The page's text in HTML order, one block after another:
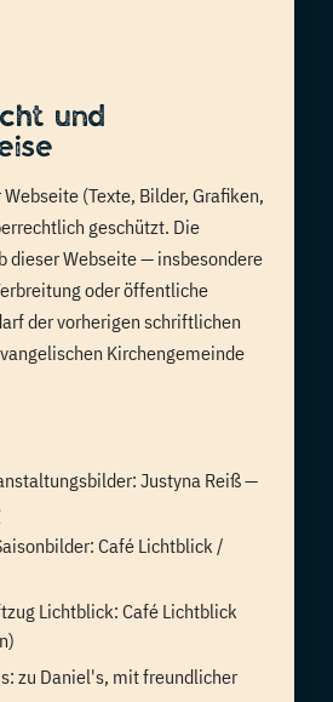
und
(Texte, Bilder, Grafiken,
geschützt. Die
dieser Webseite — insbesondere
oder öffentliche
der vorherigen schriftlichen
Kirchengemeinde
Justyna Reiß —
Café Lichtblick /
Lichtblick: Café Lichtblick
zu Daniel's, mit freundlicher